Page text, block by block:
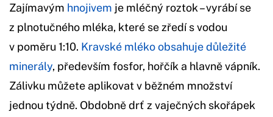
Zajímavým hnojivem je mléčný roztok – vyrábí se
z plnotučného mléka, které se zředí s vodou
v poměru 1:10. Kravské mléko obsahuje důležité
minerály, především fosfor, hořčík a hlavně vápník.
Zálivku můžete aplikovat v běžném množství
jednou týdně. Obdobně drť z vaječných skořápek